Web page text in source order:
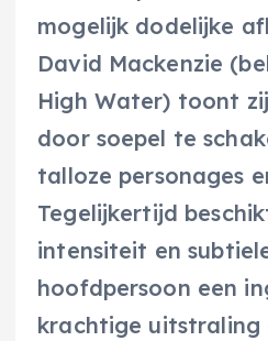
mogelijk dodelijke
David Mackenzie
High Water) toont
door soepel te
talloze personages
Tegelijkertijd
intensiteit en
hoofdpersoon een
krachtige uitstraling